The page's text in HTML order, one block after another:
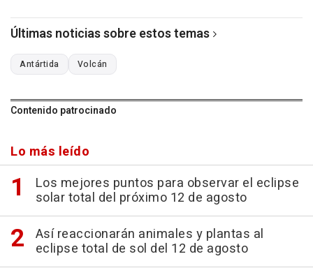
Últimas noticias sobre estos temas
Antártida Volcán
Contenido patrocinado
Lo más leído
Los mejores puntos para observar el eclipse
solar total del próximo 12 de agosto
Así reaccionarán animales y plantas al
eclipse total de sol del 12 de agosto